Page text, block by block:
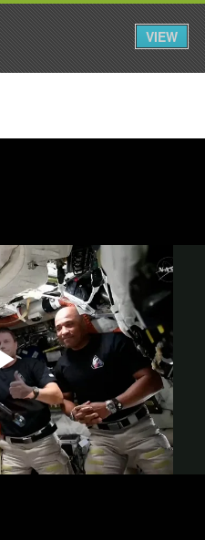
Assine Iniciar Sessão
VIEW